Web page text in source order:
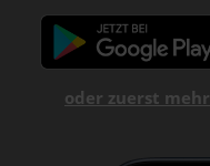
oder zuerst